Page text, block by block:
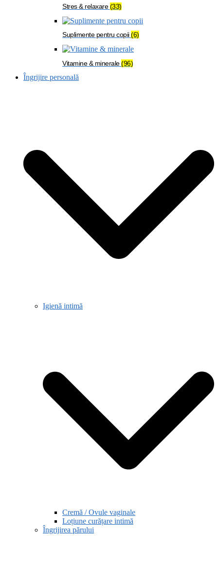
Stres & relaxare(33)
Suplimente pentru copii(6)
Vitamine & minerale(96)
Îngrijire personală
Igienă intimă
Cremă / Ovule vaginale
Loțiune curățare intimă
Îngrijirea părului